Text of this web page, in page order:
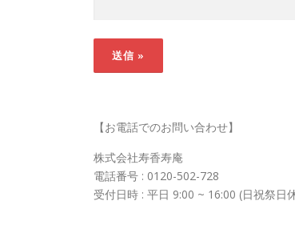
【お電話でのお問い合わせ】
株式会社寿香寿庵
電話番号 : 0120-502-728
受付日時 : 平日 9:00 ~ 16:00 (日祝祭日